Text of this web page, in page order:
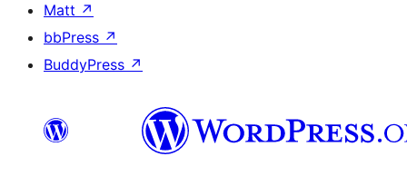
Matt ↗
bbPress ↗
BuddyPress ↗